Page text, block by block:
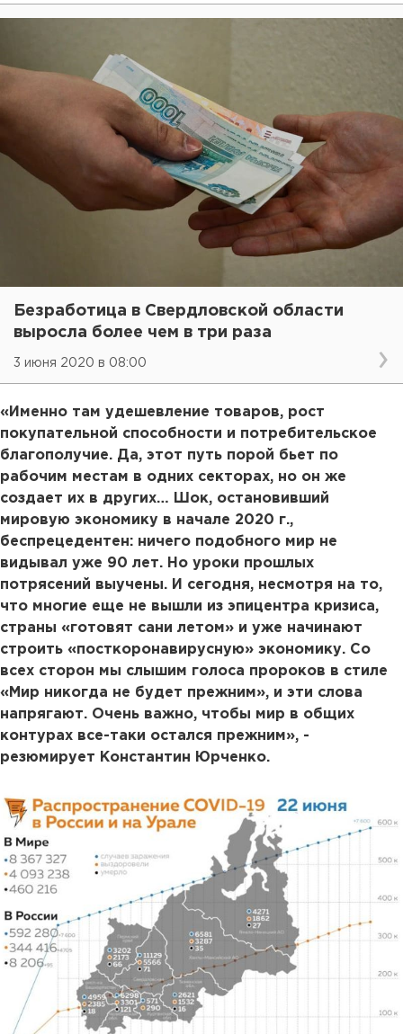
Безработица в Свердловской области
выросла более чем в три раза
3 июня 2020 в 08:00
«Именно там удешевление товаров, рост
покупательной способности и потребительское
благополучие. Да, этот путь порой бьет по
рабочим местам в одних секторах, но он же
создает их в других… Шок, остановивший
мировую экономику в начале 2020 г.,
беспрецедентен: ничего подобного мир не
видывал уже 90 лет. Но уроки прошлых
потрясений выучены. И сегодня, несмотря на то,
что многие еще не вышли из эпицентра кризиса,
страны «готовят сани летом» и уже начинают
строить «посткоронавирусную» экономику. Со
всех сторон мы слышим голоса пророков в стиле
«Мир никогда не будет прежним», и эти слова
напрягают. Очень важно, чтобы мир в общих
контурах все-таки остался прежним», -
резюмирует Константин Юрченко.